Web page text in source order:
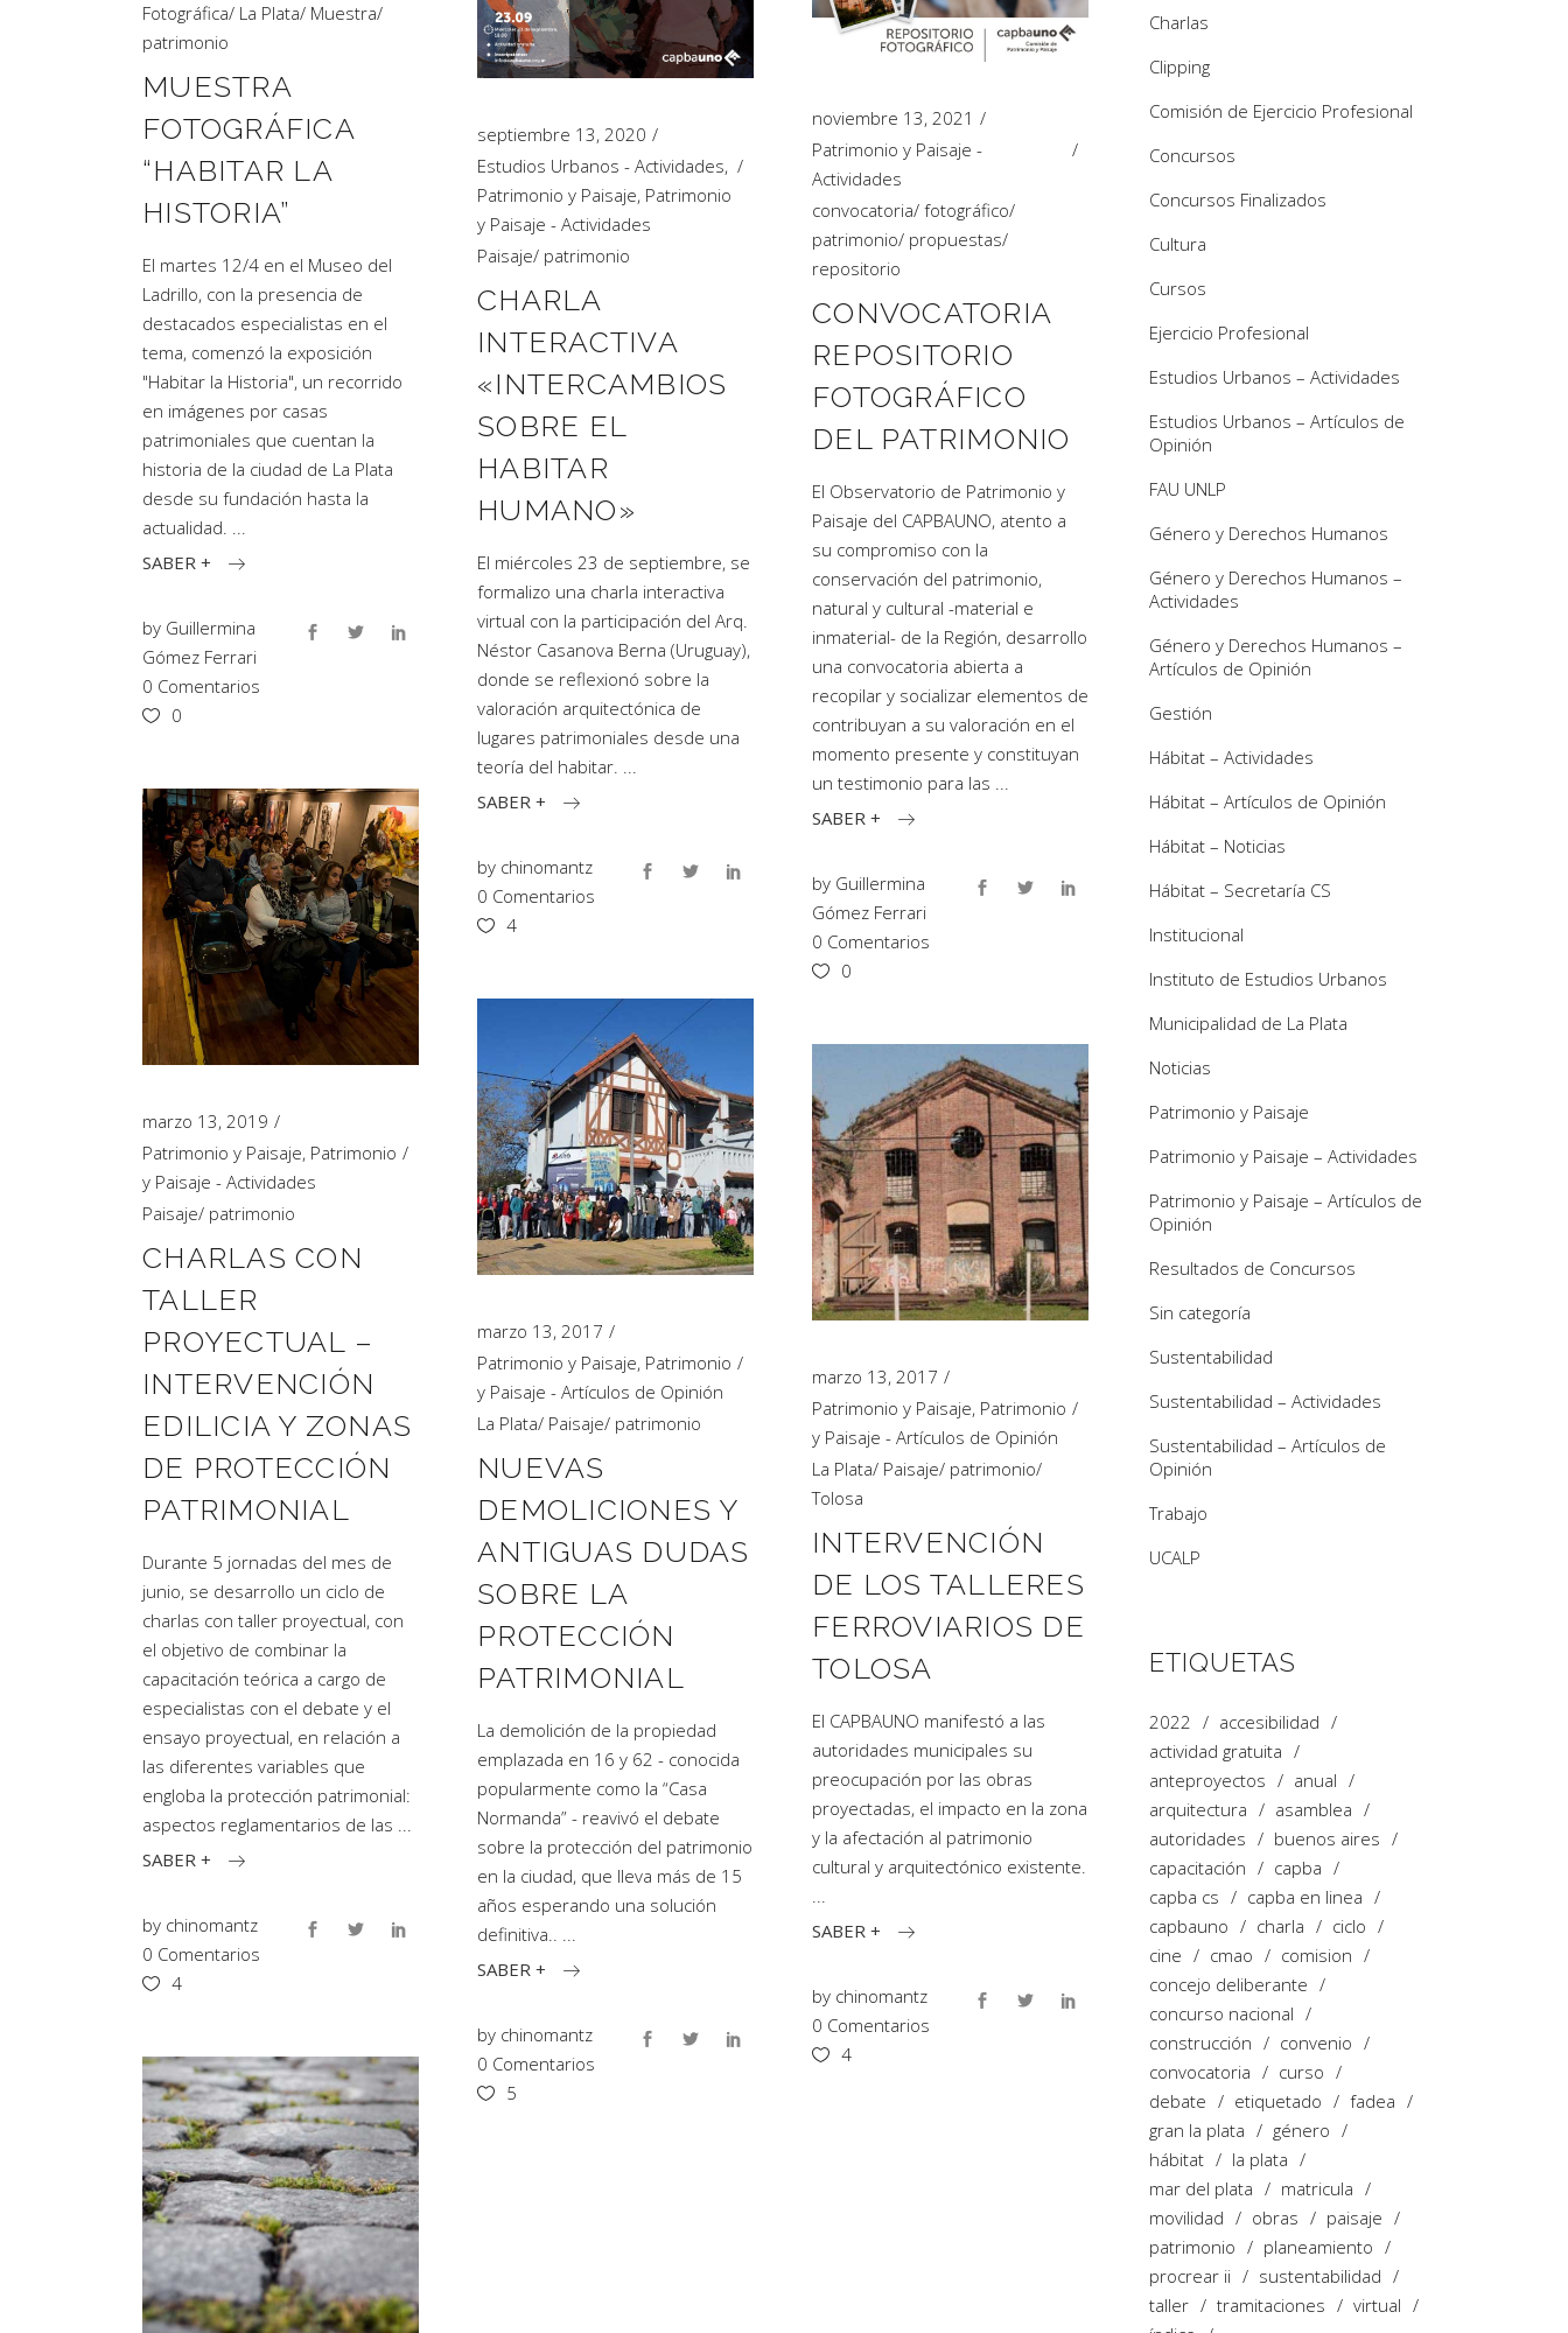
Fotográfica/ La Plata/ Muestra/
patrimonio
MUESTRA
FOTOGRÁFICA
“HABITAR LA
HISTORIA”
El martes 12/4 en el Museo del
Ladrillo, con la presencia de
destacados especialistas en el
tema, comenzó la exposición
"Habitar la Historia", un recorrido
en imágenes por casas
patrimoniales que cuentan la
historia de la ciudad de La Plata
desde su fundación hasta la
actualidad.
SABER +
by Guillermina
Gómez Ferrari
0 Comentarios
0
noviembre 13, 2021
Patrimonio y Paisaje -
Actividades
convocatoria/ fotográfico/
patrimonio/ propuestas/
repositorio
CONVOCATORIA
REPOSITORIO
FOTOGRÁFICO
DEL PATRIMONIO
El Observatorio de Patrimonio y
Paisaje del CAPBAUNO, atento a
su compromiso con la
conservación del patrimonio,
natural y cultural -material e
inmaterial- de la Región, desarrollo
una convocatoria abierta a
recopilar y socializar elementos de
contribuyan a su valoración en el
momento presente y constituyan
un testimonio para las
SABER +
by Guillermina
Gómez Ferrari
0 Comentarios
0
septiembre 13, 2020
Estudios Urbanos - Actividades,
Patrimonio y Paisaje, Patrimonio
y Paisaje - Actividades
Paisaje/ patrimonio
CHARLA
INTERACTIVA
«INTERCAMBIOS
SOBRE EL
HABITAR
HUMANO»
El miércoles 23 de septiembre, se
formalizo una charla interactiva
virtual con la participación del Arq.
Néstor Casanova Berna (Uruguay),
donde se reflexionó sobre la
valoración arquitectónica de
lugares patrimoniales desde una
teoría del habitar.
SABER +
by chinomantz
0 Comentarios
4
marzo 13, 2019
Patrimonio y Paisaje, Patrimonio
y Paisaje - Actividades
Paisaje/ patrimonio
CHARLAS CON
TALLER
PROYECTUAL –
INTERVENCIÓN
EDILICIA Y ZONAS
DE PROTECCIÓN
PATRIMONIAL
Durante 5 jornadas del mes de
junio, se desarrollo un ciclo de
charlas con taller proyectual, con
el objetivo de combinar la
capacitación teórica a cargo de
especialistas con el debate y el
ensayo proyectual, en relación a
las diferentes variables que
engloba la protección patrimonial:
aspectos reglamentarios de las
SABER +
by chinomantz
0 Comentarios
4
marzo 13, 2017
Patrimonio y Paisaje, Patrimonio
y Paisaje - Artículos de Opinión
La Plata/ Paisaje/ patrimonio
NUEVAS
DEMOLICIONES Y
ANTIGUAS DUDAS
SOBRE LA
PROTECCIÓN
PATRIMONIAL
La demolición de la propiedad
emplazada en 16 y 62 - conocida
popularmente como la “Casa
Normanda” - reavivó el debate
sobre la protección del patrimonio
en la ciudad, que lleva más de 15
años esperando una solución
definitiva..
SABER +
by chinomantz
0 Comentarios
5
marzo 13, 2017
Patrimonio y Paisaje, Patrimonio
y Paisaje - Artículos de Opinión
La Plata/ Paisaje/ patrimonio/
Tolosa
INTERVENCIÓN
DE LOS TALLERES
FERROVIARIOS DE
TOLOSA
El CAPBAUNO manifestó a las
autoridades municipales su
preocupación por las obras
proyectadas, el impacto en la zona
y la afectación al patrimonio
cultural y arquitectónico existente.
SABER +
by chinomantz
0 Comentarios
4
Charlas
Clipping
Comisión de Ejercicio Profesional
Concursos
Concursos Finalizados
Cultura
Cursos
Ejercicio Profesional
Estudios Urbanos – Actividades
Estudios Urbanos – Artículos de
Opinión
FAU UNLP
Género y Derechos Humanos
Género y Derechos Humanos –
Actividades
Género y Derechos Humanos –
Artículos de Opinión
Gestión
Hábitat – Actividades
Hábitat – Artículos de Opinión
Hábitat – Noticias
Hábitat – Secretaría CS
Institucional
Instituto de Estudios Urbanos
Municipalidad de La Plata
Noticias
Patrimonio y Paisaje
Patrimonio y Paisaje – Actividades
Patrimonio y Paisaje – Artículos de
Opinión
Resultados de Concursos
Sin categoría
Sustentabilidad
Sustentabilidad – Actividades
Sustentabilidad – Artículos de
Opinión
Trabajo
UCALP
ETIQUETAS
2022
accesibilidad
actividad gratuita
anteproyectos
anual
arquitectura
asamblea
autoridades
buenos aires
capacitación
capba
capba cs
capba en linea
capbauno
charla
ciclo
cine
cmao
comision
concejo deliberante
concurso nacional
construcción
convenio
convocatoria
curso
debate
etiquetado
fadea
gran la plata
género
hábitat
la plata
mar del plata
matricula
movilidad
obras
paisaje
patrimonio
planeamiento
procrear ii
sustentabilidad
taller
tramitaciones
virtual